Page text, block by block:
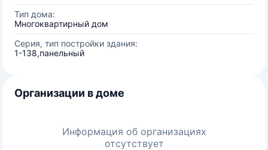
Тип дома:
Многоквартирный дом
Серия, тип постройки здания:
1-138,панельный
Организации в доме
Информация об организациях
отсутствует